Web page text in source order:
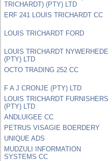
TRICHARDT) (PTY) LTD
ERF 241 LOUIS TRICHARDT CC
LOUIS TRICHARDT FORD
LOUIS TRICHARDT NYWERHEDE
(PTY) LTD
OCTO TRADING 252 CC
F A J CRONJE (PTY) LTD
LOUIS TRICHARDT FURNISHERS
(PTY) LTD
ANDLUIGEE CC
PETRUS VISAGIE BOERDERY
UNIQUE ADS
MUDZULI INFORMATION
SYSTEMS CC